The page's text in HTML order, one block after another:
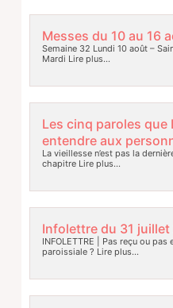
Messes du 10 au 16
Semaine 32 Lundi 10 août –
Mardi Lire plus…
Les cinq paroles que
entendre aux
La vieillesse n’est pas la
chapitreLire plus…
Infolettre du 31 juillet
INFOLETTRE | Pas reçu ou
paroissiale ? Lire plus…